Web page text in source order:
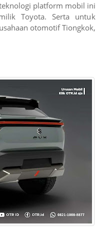
platform mobil ini
Toyota. Serta untuk
otomotif Tiongkok,